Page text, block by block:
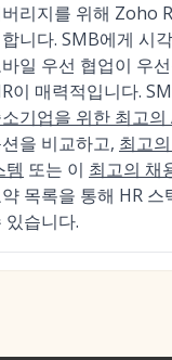
리지를 위해 Zoho
니다. SMB에게 시
일 우선 협업이 우
이 매력적입니다.
기업을 위한 최고의
을 비교하고, 최고
템 또는 이 최고의 채
목록을 통해 HR 스
있습니다.